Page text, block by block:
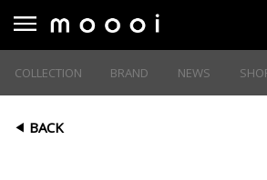
COLLECTION BRAND NEWS
BACK